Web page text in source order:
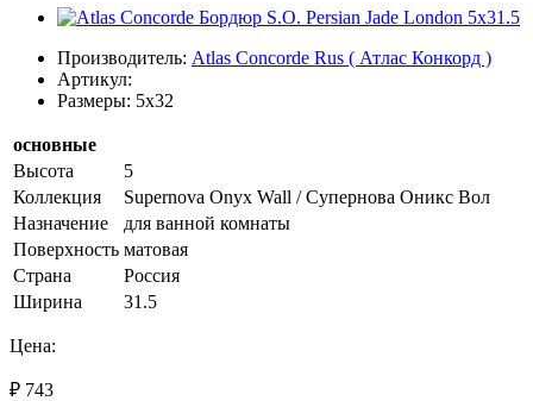
Производитель: Atlas Concorde Rus ( Атлас Конкорд )
Артикул:
Размеры: 5x32
основные
Высота
5
Коллекция
Supernova Onyx Wall / Супернова Оникс Вол
Назначение
для ванной комнаты
Поверхность матовая
Страна
Россия
Ширина
31.5
Цена:
₽ 743